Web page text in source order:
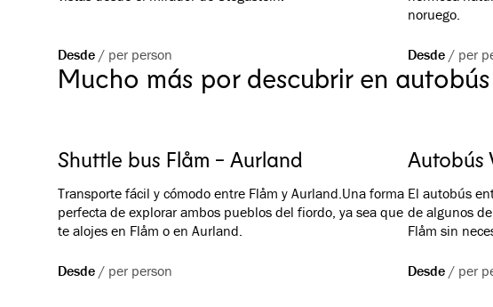
Desde / per person
noruego.
Desde / per
Mucho más por descubrir en autobús
Shuttle bus Flåm - Aurland
Transporte fácil y cómodo entre Flåm y Aurland.Una forma
perfecta de explorar ambos pueblos del fiordo, ya sea que
te alojes en Flåm o en Aurland.
Desde / per person
Autobús
El autobús
de algunos
Flåm sin
Desde / per